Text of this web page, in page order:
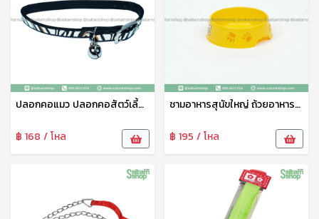
ปลอกคอแมว ปลอกคอสัตว์เลี้ยง ปลอกคอสุนัข ปรับขนาดได้ พร้อมกระดิ่ง 1แพ็ค4ชิ้น คละลาย 21521
฿ 168 / โหล
ชามอาหารสุนัขใหญ่ ถ้วยอาหารสุนัข ที่ใส่อาหารหมา ที่ใส่อาหารสุนัข ลายน่ารัก AP
฿ 195 / โหล